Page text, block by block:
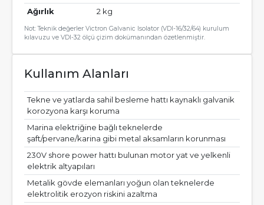
Ağırlık 2 kg
Not: Teknik değerler Victron Galvanic Isolator (VDI-16/32/64) kurulum
kılavuzu ve VDI-32 ölçü çizim dokümanından özetlenmiştir.
Kullanım Alanları
Tekne ve yatlarda sahil besleme hattı kaynaklı galvanik
korozyona karşı koruma
Marina elektriğine bağlı teknelerde
şaft/pervane/karina gibi metal aksamların korunması
230V shore power hattı bulunan motor yat ve yelkenli
elektrik altyapıları
Metalik gövde elemanları yoğun olan teknelerde
elektrolitik erozyon riskini azaltma